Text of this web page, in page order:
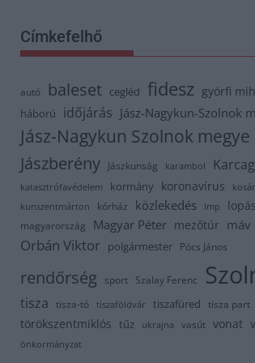
Címkefelhő
autó baleset cegléd fidesz györfi
háború időjárás Jász-Nagykun-Szolnok
Jász-Nagykun Szolnok megye
Jászberény Jászkunság karambol Karcag
katasztrófavédelem kormány koronavírus
kunszentmárton
kórház közlekedés lmp lopás
magyarország Magyar Péter mezőtúr máv
Orbán Viktor polgármester Pócs János
rendőrség sport Szalay Ferenc
tisza tisza-tó tiszaföldvár tiszafüred tisza part
törökszentmiklós tűz ukrajna vasút vonat
önkormányzat